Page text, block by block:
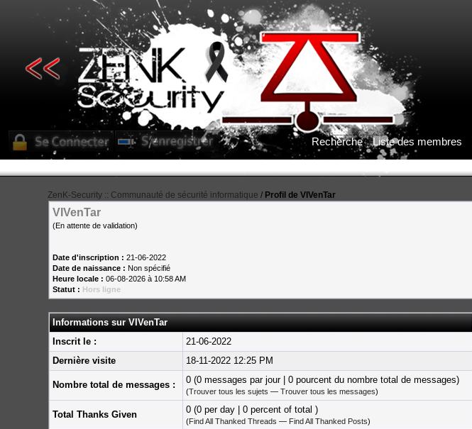
Recherche Liste des membres
ZenK-Security :: Communauté de sécurité informatique / Profil de VIVenTar
VIVenTar
(En attente de validation)
Date d'inscription : 21-06-2022
Date de naissance : Non spécifié
Heure locale : 06-08-2026 à 10:58 AM
Statut : Hors ligne
Informations sur VIVenTar
Inscrit le :
21-06-2022
Dernière visite
18-11-2022 12:25 PM
Nombre total de messages : 0 (0 messages par jour | 0 pourcent du nombre total de messages)
(Trouver tous les sujets — Trouver tous les messages)
Total Thanks Given 0 (0 per day | 0 percent of total )
(Find All Thanked Threads — Find All Thanked Posts)